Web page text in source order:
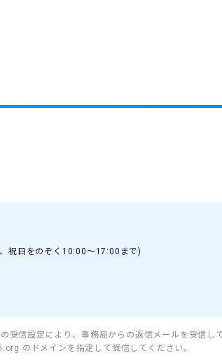
祝日をのぞく10:00〜17:00まで)
信設定により、事務局からの返信メールを受信し
のドメインを指定して受信してください。